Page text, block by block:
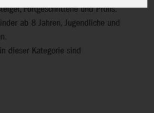
Fortgeschrittene und Profis.
ab 8 Jahren, Jugendliche und
dieser Kategorie sind